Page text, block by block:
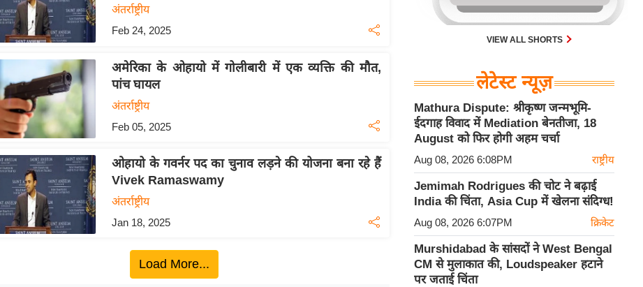
अंतर्राष्ट्रीय
Feb 24, 2025
अमेरिका के ओहायो में गोलीबारी में एक व्यक्ति की मौत,
पांच घायल
अंतर्राष्ट्रीय
Feb 05, 2025
ओहायो के गवर्नर पद का चुनाव लड़ने की योजना बना रहे हैं
Vivek Ramaswamy
अंतर्राष्ट्रीय
Jan 18, 2025
Load More...
जाने बिना हम बैठक में कैसे शामिल हो
सकते हैं?
VIEW ALL SHORTS
लेटेस्ट न्यूज़
Mathura Dispute: श्रीकृष्ण जन्मभूमि-
ईदगाह विवाद में Mediation बेनतीजा, 18
August को फिर होगी अहम चर्चा
Aug 08, 2026 6:08PM राष्ट्रीय
Jemimah Rodrigues की चोट ने बढ़ाई
India की चिंता, Asia Cup में खेलना संदिग्ध!
Aug 08, 2026 6:07PM क्रिकेट
Murshidabad के सांसदों ने West Bengal
CM से मुलाकात की, Loudspeaker हटाने
पर जताई चिंता